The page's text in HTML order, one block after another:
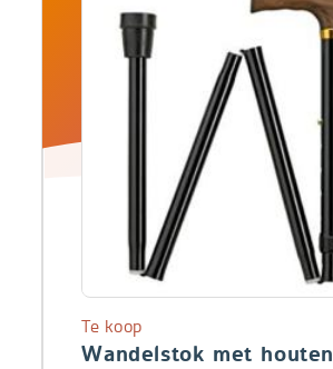
Wandelstok met houten
Te koop